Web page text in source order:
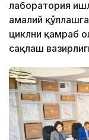
лаборатория
амалий
циклни қамраб
сақлаш